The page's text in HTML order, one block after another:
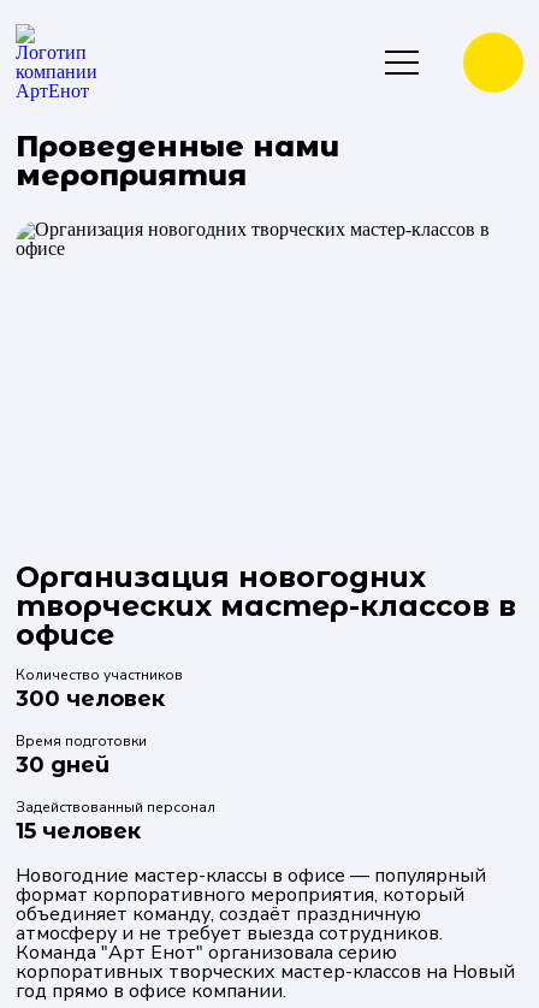
Проведенные нами
мероприятия
Организация новогодних
творческих мастер-классов в
офисе
Количество участников
300 человек
Время подготовки
30 дней
Задействованный персонал
15 человек
Новогодние мастер-классы в офисе — популярный
формат корпоративного мероприятия, который
объединяет команду, создаёт праздничную
атмосферу и не требует выезда сотрудников.
Команда "Арт Енот" организовала серию
корпоративных творческих мастер-классов на Новый
год прямо в офисе компании.